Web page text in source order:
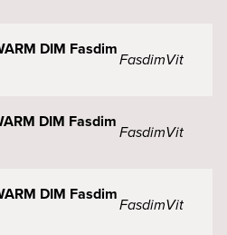
DIM Fasdim
FasdimVit
DIM Fasdim
FasdimVit
DIM Fasdim
FasdimVit